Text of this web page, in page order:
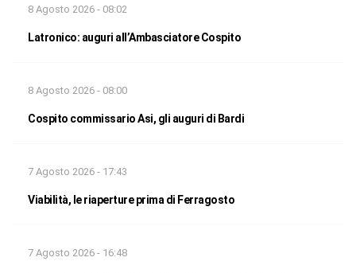
8 Agosto 2026 - 08:02
Latronico: auguri all’Ambasciatore Cospito
8 Agosto 2026 - 08:00
Cospito commissario Asi, gli auguri di Bardi
7 Agosto 2026 - 17:43
Viabilità, le riaperture prima di Ferragosto
7 Agosto 2026 - 16:48